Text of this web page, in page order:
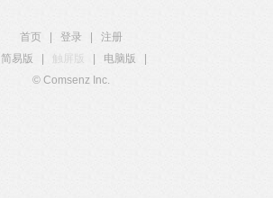
首页 登录
注册
简易版
触屏版 电脑版
© Comsenz Inc.